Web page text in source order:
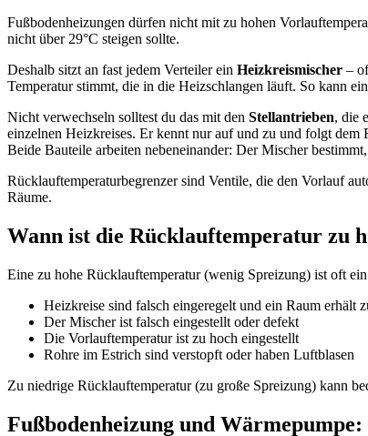
Fußbodenheizungen dürfen nicht mit zu hohen
nicht über 29°C steigen sollte.
Deshalb sitzt an fast jedem Verteiler ein Heizkreismischer –
Temperatur stimmt, die in die Heizschlangen läuft. So kann
Nicht verwechseln solltest du das mit den Stellantrieben, die
einzelnen Heizkreises. Er kennt nur auf und zu und folgt dem
Beide Bauteile arbeiten nebeneinander: Der Mischer bestimmt,
Rücklauftemperaturbegrenzer sind Ventile, die den Vorlauf
Räume.
Wann ist die Rücklauftemperatur zu
Eine zu hohe Rücklauftemperatur (wenig Spreizung) ist oft
Heizkreise sind falsch eingeregelt und ein Raum erhält
Der Mischer ist falsch eingestellt oder defekt
Die Vorlauftemperatur ist zu hoch eingestellt
Rohre im Estrich sind verstopft oder haben Luftblasen
Zu niedrige Rücklauftemperatur (zu große Spreizung) kann
Fußbodenheizung und